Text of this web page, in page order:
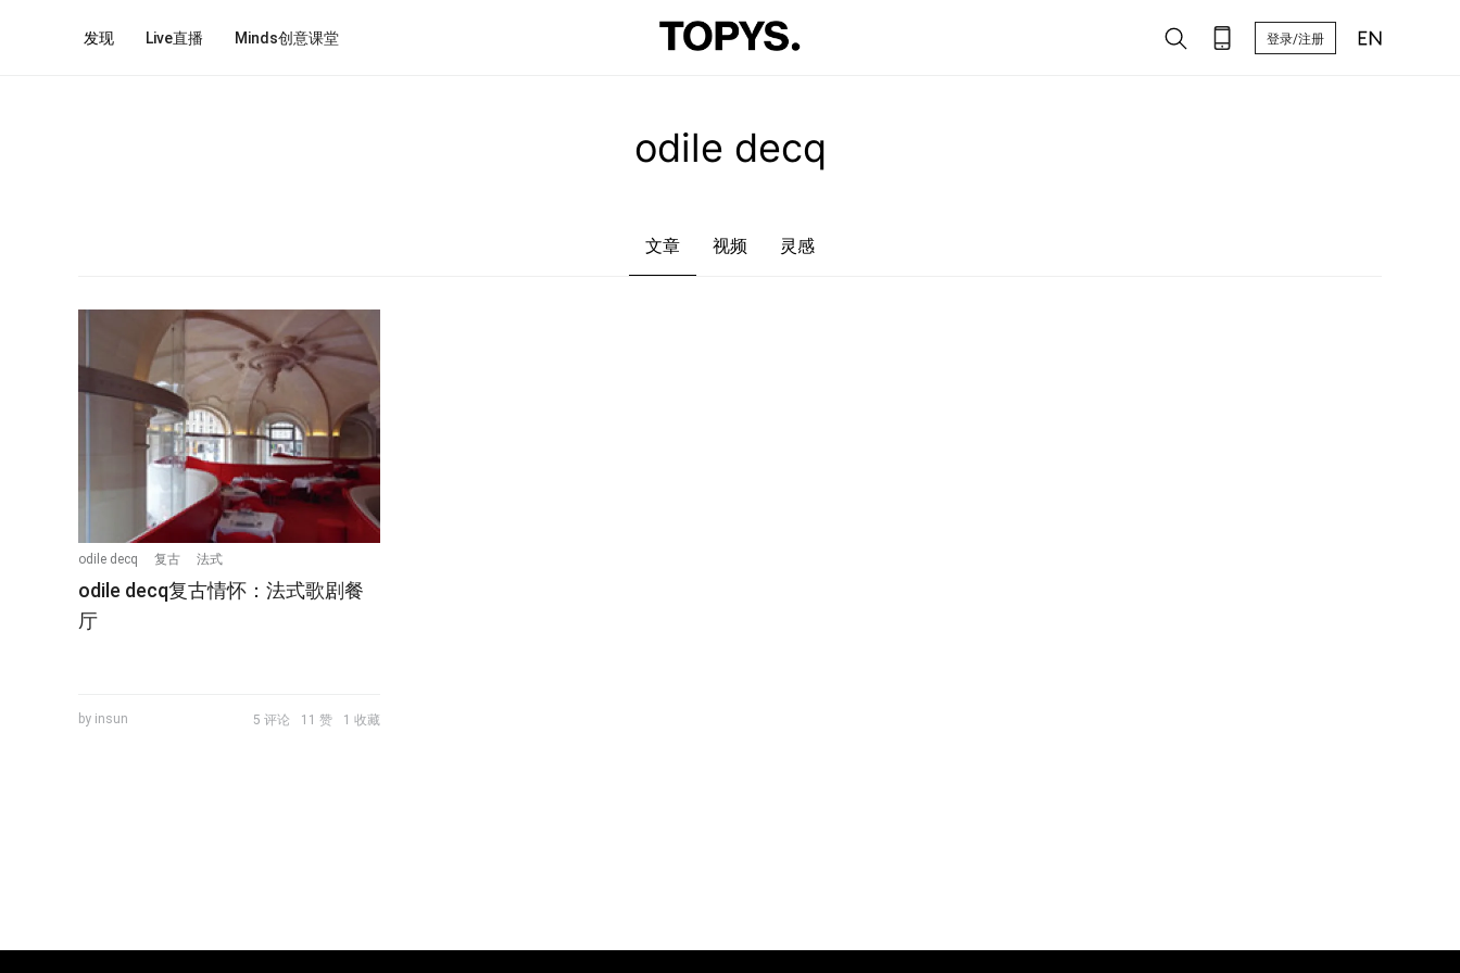
发现 Live直播 Minds创意课堂 登录/注册
文章 视频 灵感
odile decq 复古 法式
odile decq复古情怀：法式歌剧餐
厅
by insun 5 评论 11 赞 1 收藏